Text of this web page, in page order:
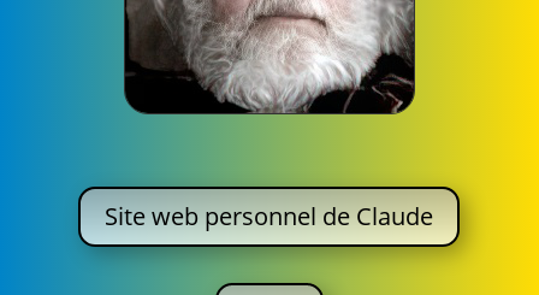
Site web personnel de Claude